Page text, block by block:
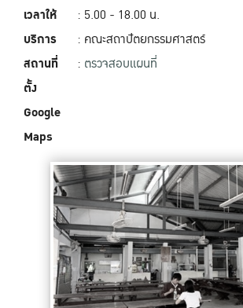
เวลาให้
บริการ
สถานที่
ตั้ง
Google
Maps
: 5.00 - 18.00‬ น.
: คณะสถาปัตยกรรมศาสตร์
: ตรวจสอบแผนที่